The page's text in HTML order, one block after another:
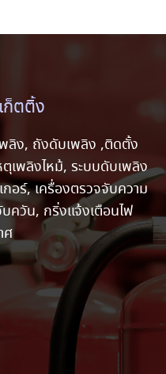
ก็ตติ้ง
ลิง, ถังดับเพลิง ,ติดตั้ง
พลิงไหม้, ระบบดับเพลิง
อร์, เครื่องตรวจจับความ
วัน, กริ่งแจ้งเตือนไฟ
ศ